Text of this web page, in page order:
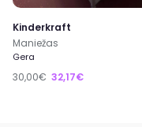
Kinderkraft
Maniežas
Gera
30,00€ 32,17€